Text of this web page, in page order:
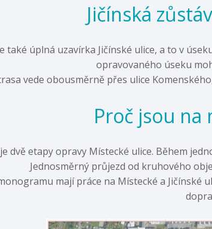
Jičínská
také úplná uzavírka Jičínské ulice, a to v
opravovaného úseku
vede obousměrně přes ulice
Proč jsou na
dvě etapy opravy Místecké ulice. Během
Jednosměrný průjezd od kruhového
mají práce na Místecké a Jičínské